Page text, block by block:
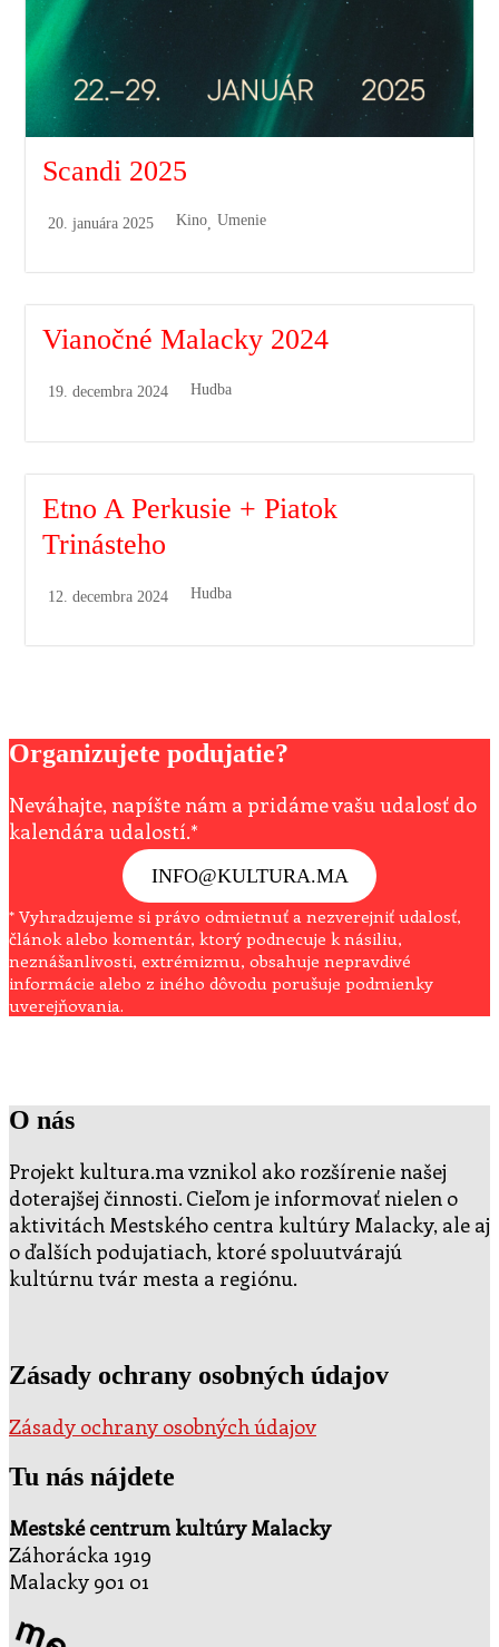
Scandi 2025
20. januára 2025 Kino Umenie
Vianočné Malacky 2024
19. decembra 2024 Hudba
Etno A Perkusie + Piatok
Trinásteho
12. decembra 2024 Hudba
Organizujete podujatie?
Neváhajte, napíšte nám a pridáme vašu udalosť do
kalendára udalostí.*
INFO@KULTURA.MA
* Vyhradzujeme si právo odmietnuť a nezverejniť udalosť,
článok alebo komentár, ktorý podnecuje k násiliu,
neznášanlivosti, extrémizmu, obsahuje nepravdivé
informácie alebo z iného dôvodu porušuje podmienky
uverejňovania.
O nás
Projekt kultura.ma vznikol ako rozšírenie našej
doterajšej činnosti. Cieľom je informovať nielen o
aktivitách Mestského centra kultúry Malacky, ale aj
o ďalších podujatiach, ktoré spoluutvárajú
kultúrnu tvár mesta a regiónu.
Zásady ochrany osobných údajov
Zásady ochrany osobných údajov
Tu nás nájdete
Mestské centrum kultúry Malacky
Záhorácka 1919
Malacky 901 01